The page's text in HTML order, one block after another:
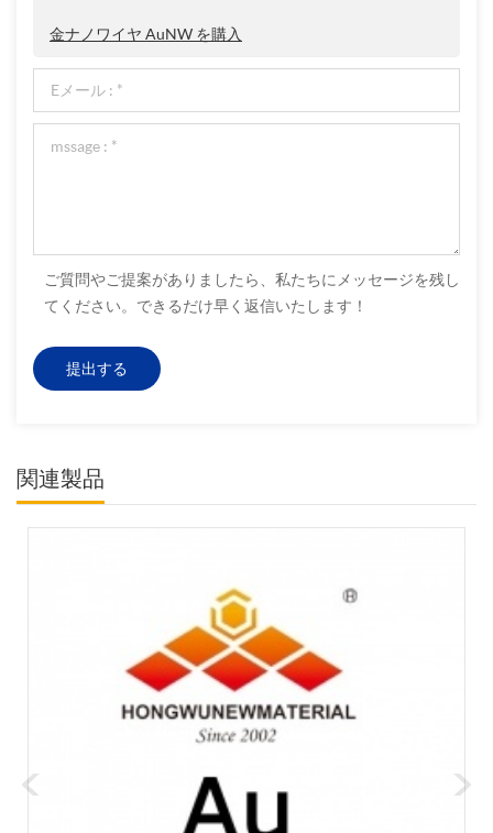
金ナノワイヤ AuNW を購入
ご質問やご提案がありましたら、私たちにメッセージを残し
てください。できるだけ早く返信いたします！
関連製品